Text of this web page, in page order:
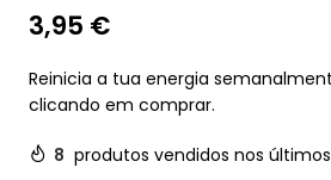
3,95 €
Reinicia a tua energia
clicando em comprar.
8 produtos vendidos nos